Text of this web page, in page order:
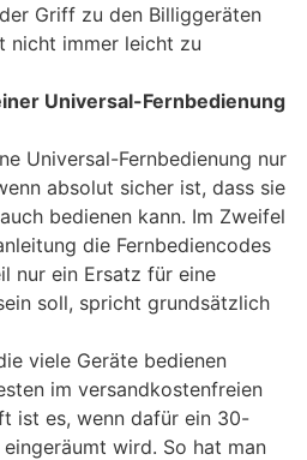
Griff zu den Billiggeräten
nicht immer leicht zu
Universal-Fernbedienung
Universal-Fernbedienung nur
absolut sicher ist, dass sie
bedienen kann. Im Zweifel
die Fernbediencodes
nur ein Ersatz für eine
soll, spricht grundsätzlich
viele Geräte bedienen
im versandkostenfreien
ist es, wenn dafür ein 30-
wird. So hat man